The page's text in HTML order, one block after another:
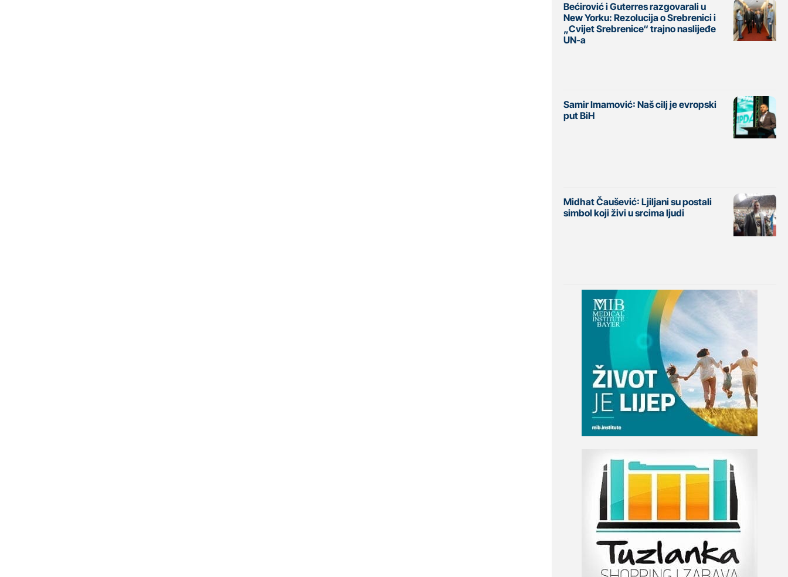
Bećirović i Guterres razgovarali u
New Yorku: Rezolucija o Srebrenici i
„Cvijet Srebrenice“ trajno naslijeđe
UN-a
Samir Imamović: Naš cilj je evropski
put BiH
Midhat Čaušević: Ljiljani su postali
simbol koji živi u srcima ljudi